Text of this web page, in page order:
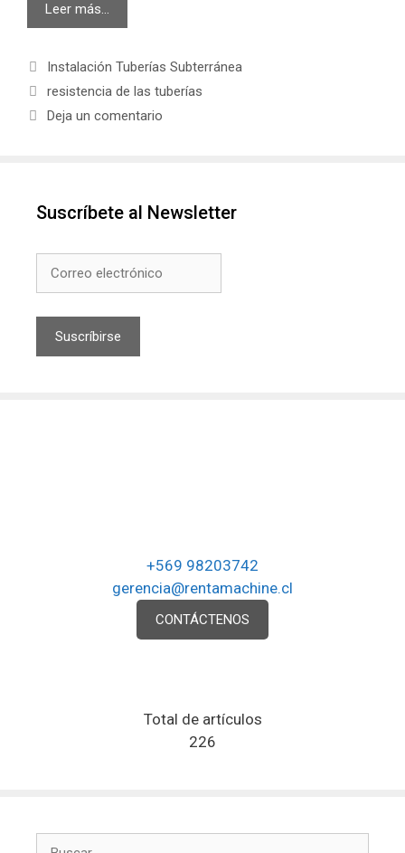
Leer más…
la
de
las
tuberías
Categorías
Instalación Tuberías Subterránea
Etiquetas
resistencia de las tuberías
Deja un comentario
Suscríbete al Newsletter
+569 98203742
gerencia@rentamachine.cl
CONTÁCTENOS
Total de artículos
226